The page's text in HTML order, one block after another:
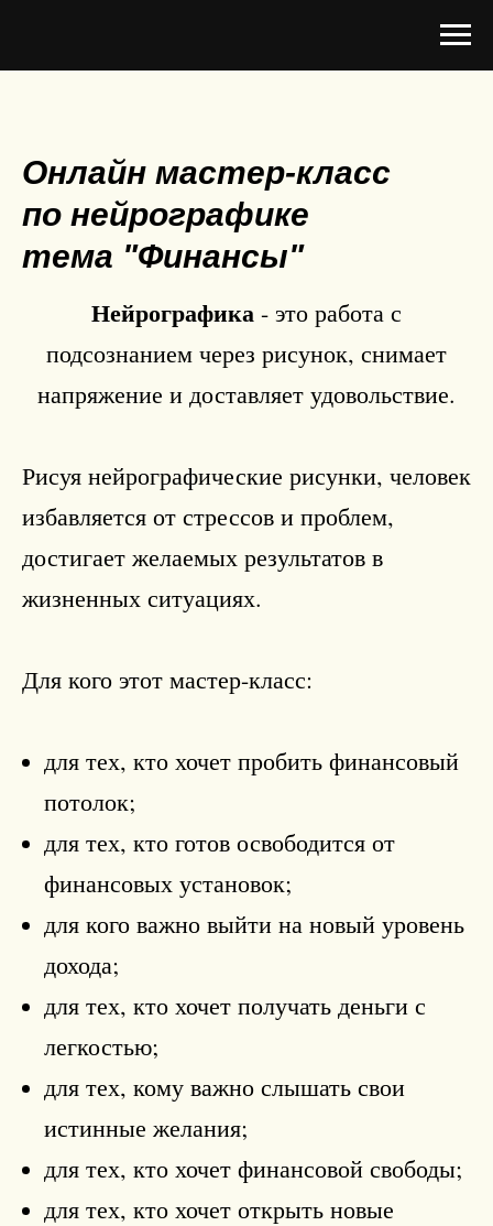
Онлайн мастер-класс
по нейрографике
тема "Финансы"
Нейрографика - это работа с
подсознанием через рисунок, снимает
напряжение и доставляет удовольствие.
Рисуя нейрографические рисунки, человек
избавляется от стрессов и проблем,
достигает желаемых результатов в
жизненных ситуациях.
Для кого этот мастер-класс:
для тех, кто хочет пробить финансовый
потолок;
для тех, кто готов освободится от
финансовых установок;
для кого важно выйти на новый уровень
дохода;
для тех, кто хочет получать деньги с
легкостью;
для тех, кому важно слышать свои
истинные желания;
для тех, кто хочет финансовой свободы;
для тех, кто хочет открыть новые